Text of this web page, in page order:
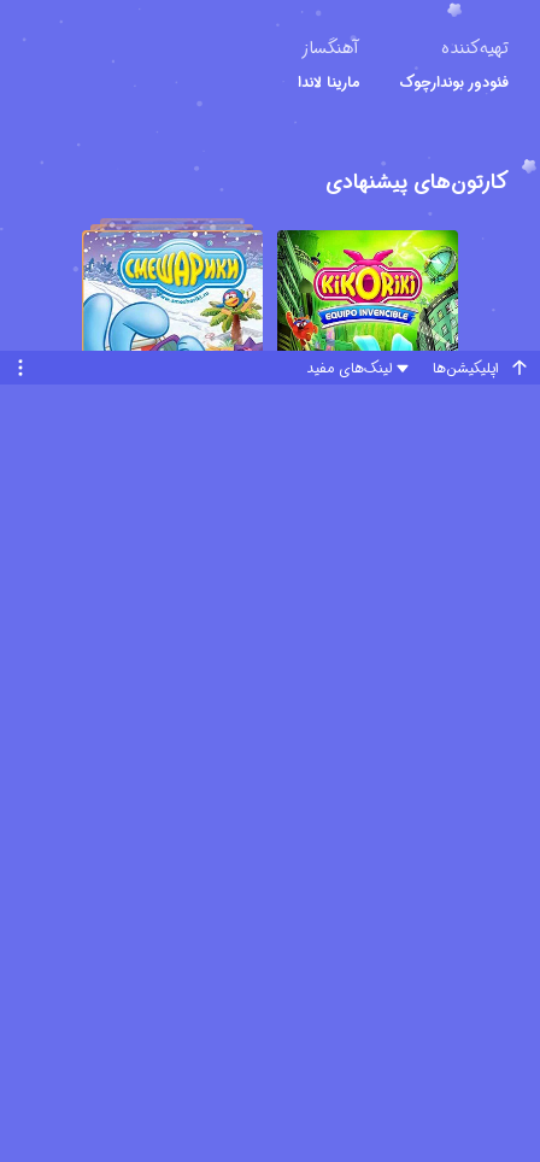
و نامزد دریافت 2 جایزه بهترین ویرایش صدا و بهترین آهنگساز از همین
جشنواره شده است. در خلاصه داستان این انیمیشن کمدی ماجراجویی
آمده است ؛ گروهی از موجودات بامزه و دوست داشتنی با آرامش و
شادی در کار یکدیگر در جزیره کیکوریکی زندگی می کنند و به ماجراجویی و
بازی و تفریح می پردازند. دانشمند این جزیره کلاهی عجیب به نام "ایمپرو
وریزور" اختراع می کند که قابلیتی بسیار شگفت انگیز دارد. این کلاه می
تواند ویژگی های شخصیتی یک فرد را گرفته و آنها را به فرد دیگر منتقل
کند. "والی" قوچ جوان جزیره ، بسیار ترسو و کم جرات است و از این
موضوع رنج می برد. او پس از اینکه آگاه می شود که دانشمند جزیره
کلاهی ساخته که می تواند خصوصیات افراد را جا به جا کند ، تصمیم می
گیرد از این کلاه استفاده کرده ، تا ترسو بودن خود را از بین ببرد و تبدیل به
تهیه‌کننده
فئودور بوندارچوک
آهنگساز
مارینا لاندا
کارتون‌های پیشنهادی
اپلیکیشن‌ها لینک‌های مفید